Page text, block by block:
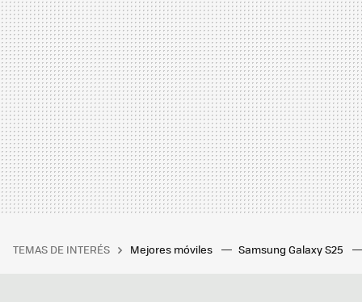
TEMAS DE INTERÉS Mejores móviles Samsung Galaxy S25